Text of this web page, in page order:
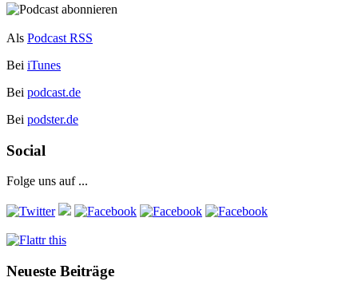
Als Podcast RSS
Bei iTunes
Bei podcast.de
Bei podster.de
Social
Folge uns auf ...
Neueste Beiträge